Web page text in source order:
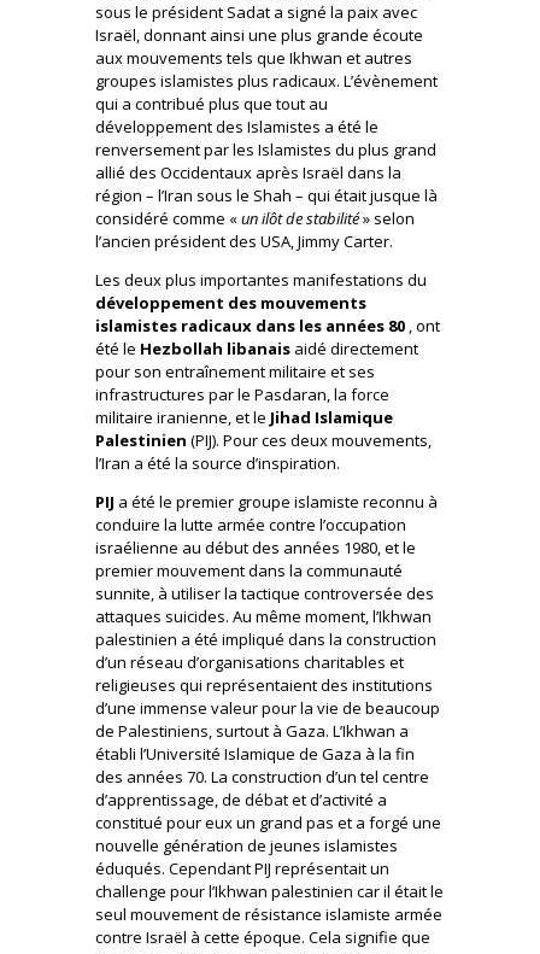
sous le président Sadat a signé la paix avec
Israël, donnant ainsi une plus grande écoute
aux mouvements tels que Ikhwan et autres
groupes islamistes plus radicaux. L’évènement
qui a contribué plus que tout au
développement des Islamistes a été le
renversement par les Islamistes du plus grand
allié des Occidentaux après Israël dans la
région – l’Iran sous le Shah – qui était jusque là
considéré comme «un ilôt de stabilité» selon
l’ancien président des USA, Jimmy Carter.
Les deux plus importantes manifestations du
développement des mouvements
islamistes radicaux dans les années 80 , ont
été le Hezbollah libanais aidé directement
pour son entraînement militaire et ses
infrastructures par le Pasdaran, la force
militaire iranienne, et le Jihad Islamique
Palestinien (PIJ). Pour ces deux mouvements,
l’Iran a été la source d’inspiration.
PIJ a été le premier groupe islamiste reconnu à
conduire la lutte armée contre l’occupation
israélienne au début des années 1980, et le
premier mouvement dans la communauté
sunnite, à utiliser la tactique controversée des
attaques suicides. Au même moment, l’Ikhwan
palestinien a été impliqué dans la construction
d’un réseau d’organisations charitables et
religieuses qui représentaient des institutions
d’une immense valeur pour la vie de beaucoup
de Palestiniens, surtout à Gaza. L’Ikhwan a
établi l’Université Islamique de Gaza à la fin
des années 70. La construction d’un tel centre
d’apprentissage, de débat et d’activité a
constitué pour eux un grand pas et a forgé une
nouvelle génération de jeunes islamistes
éduqués. Cependant PIJ représentait un
challenge pour l’Ikhwan palestinien car il était le
seul mouvement de résistance islamiste armée
contre Israël à cette époque. Cela signifie que